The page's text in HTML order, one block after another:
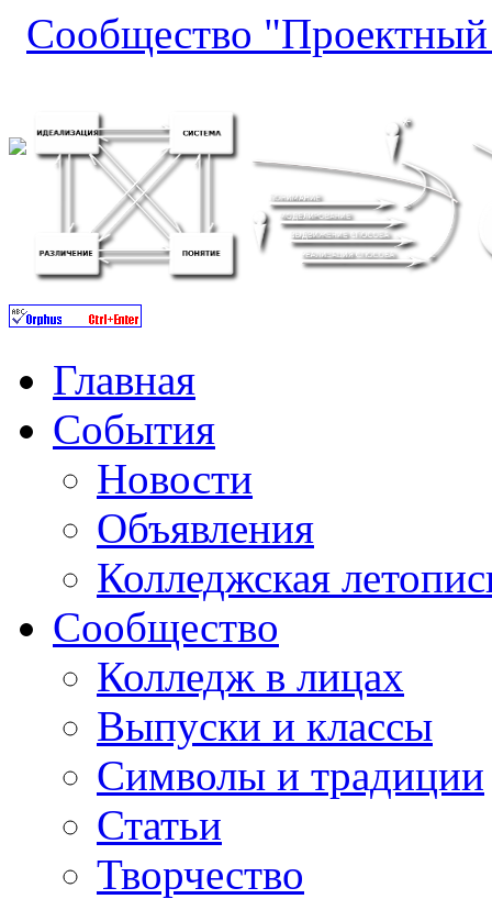
Сообщество
Главная
События
Новости
Объявления
Колледжская
Сообщество
Колледж в лицах
Выпуски и классы
Символы и традиции
Статьи
Творчество